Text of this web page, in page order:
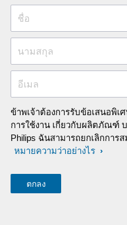
ชื่อ
นามสกุล
อีเมล
ข้าพเจ้าต้องการรับข้อเสนอพิ
การใช้งาน เกี่ยวกับผลิตภัณฑ์
Philips ฉันสามารถยกเลิกการ
หมายความว่าอย่างไร